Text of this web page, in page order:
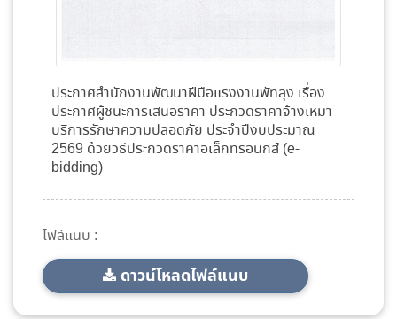
ประกาศสำนักงานพัฒนาฝีมือแรงงานพัทลุง เรื่อง
ประกาศผู้ชนะการเสนอราคา ประกวดราคาจ้างเหมา
บริการรักษาความปลอดภัย ประจำปีงบประมาณ
2569 ด้วยวิธีประกวดราคาอิเล็กทรอนิกส์ (e-
bidding)
ไฟล์แนบ :
ดาวน์โหลดไฟล์แนบ